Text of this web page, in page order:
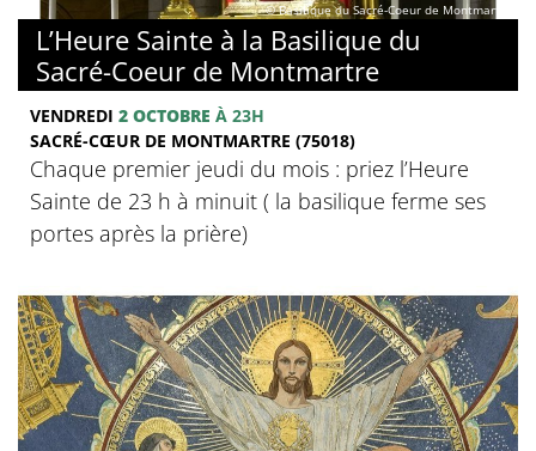
© Basilique du Sacré-Coeur de Montmartre
L’Heure Sainte à la Basilique du
Sacré-Coeur de Montmartre
VENDREDI 2 OCTOBRE À 23H
SACRÉ-CŒUR DE MONTMARTRE (75018)
Chaque premier jeudi du mois : priez l’Heure
Sainte de 23 h à minuit ( la basilique ferme ses
portes après la prière)